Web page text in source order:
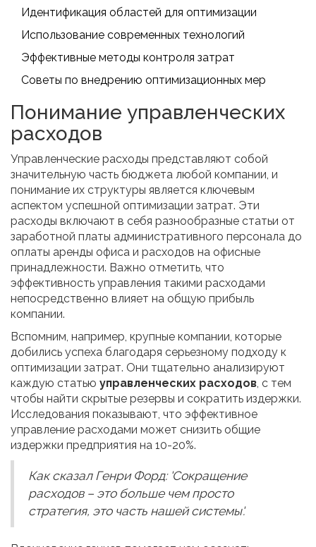
Идентификация областей для оптимизации
Использование современных технологий
Эффективные методы контроля затрат
Советы по внедрению оптимизационных мер
Понимание управленческих
расходов
Управленческие расходы представляют собой
значительную часть бюджета любой компании, и
понимание их структуры является ключевым
аспектом успешной оптимизации затрат. Эти
расходы включают в себя разнообразные статьи от
заработной платы административного персонала до
оплаты аренды офиса и расходов на офисные
принадлежности. Важно отметить, что
эффективность управления такими расходами
непосредственно влияет на общую прибыль
компании.
Вспомним, например, крупные компании, которые
добились успеха благодаря серьезному подходу к
оптимизации затрат. Они тщательно анализируют
каждую статью управленческих расходов, с тем
чтобы найти скрытые резервы и сократить издержки.
Исследования показывают, что эффективное
управление расходами может снизить общие
издержки предприятия на 10-20%.
Как сказал Генри Форд: 'Сокращение
расходов – это больше чем просто
стратегия, это часть нашей системы'.